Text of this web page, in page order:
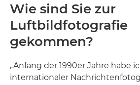
Wie sind Sie zur
Luftbildfotografie
gekommen?
„Anfang der 1990er Jahre habe
internationaler